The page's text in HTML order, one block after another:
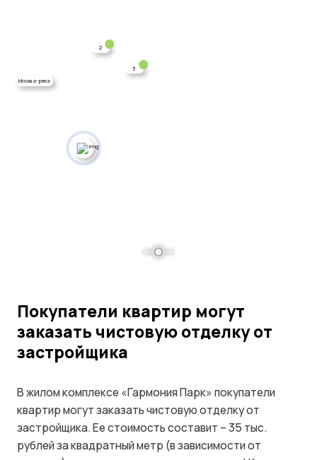
Москва-река
2
3
Покупатели квартир могут
заказать чистовую отделку от
застройщика
В жилом комплексе «Гармония Парк» покупатели
квартир могут заказать чистовую отделку от
застройщика. Ее стоимость составит – 35 тыс.
рублей за квадратный метр (в зависимости от